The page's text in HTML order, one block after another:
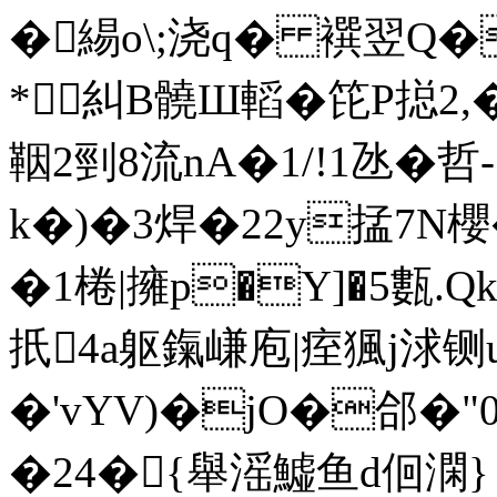
�緆o\;浇q� 襈翌
*糾B髐Ш轁�笓P搃
鞇2剄8 流nA�1/!1氹�
k�)�3焊�22y掹7N櫻
�1棬|擁p�Y]�5甊
扺4a躯鎎嵰庖|痓猦j
�'vYV)�jO�郃
�24�{舉滛鱋鱼d佪